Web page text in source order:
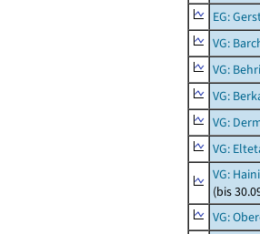
EG:
VG:
VG:
VG:
VG:
VG:
VG:
(bis
VG: